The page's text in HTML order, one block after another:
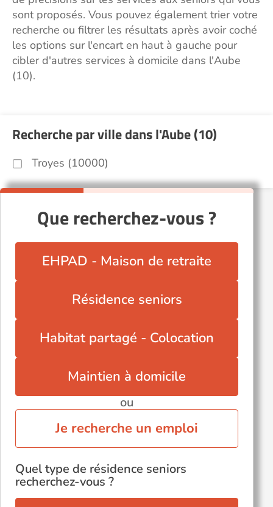
sont proposés. Vous pouvez également trier votre
recherche ou filtrer les résultats après avoir coché
les options sur l'encart en haut à gauche pour
cibler d'autres services à domicile dans l'Aube
(10).
Recherche par ville dans l'Aube (10)
Troyes (10000)
Que recherchez-vous ?
EHPAD - Maison de retraite
Résidence seniors
Habitat partagé - Colocation
Maintien à domicile
ou
Je recherche un emploi
Quel type de résidence seniors
recherchez-vous ?